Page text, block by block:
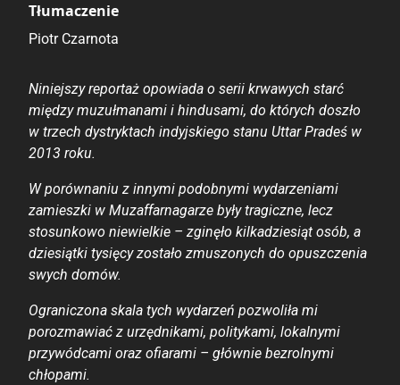
Tłumaczenie
Piotr Czarnota
Niniejszy reportaż opowiada o serii krwawych starć
między muzułmanami i hindusami, do których doszło
w trzech dystryktach indyjskiego stanu Uttar Pradeś w
2013 roku.
W porównaniu z innymi podobnymi wydarzeniami
zamieszki w Muzaffarnagarze były tragiczne, lecz
stosunkowo niewielkie – zginęło kilkadziesiąt osób, a
dziesiątki tysięcy zostało zmuszonych do opuszczenia
swych domów.
Ograniczona skala tych wydarzeń pozwoliła mi
porozmawiać z urzędnikami, politykami, lokalnymi
przywódcami oraz ofiarami – głównie bezrolnymi
chłopami.